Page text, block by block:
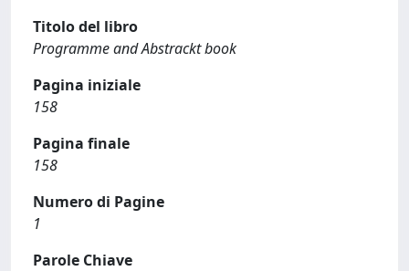
Titolo del libro
Programme and Abstrackt book
Pagina iniziale
158
Pagina finale
158
Numero di Pagine
1
Parole Chiave